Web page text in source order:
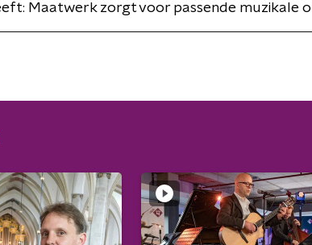
Maatwerk zorgt voor passende muzikale